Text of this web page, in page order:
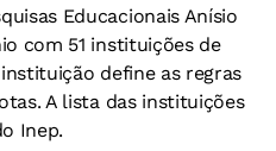
Educacionais Anísio
com 51 instituições de
define as regras
A lista das instituições
Inep.